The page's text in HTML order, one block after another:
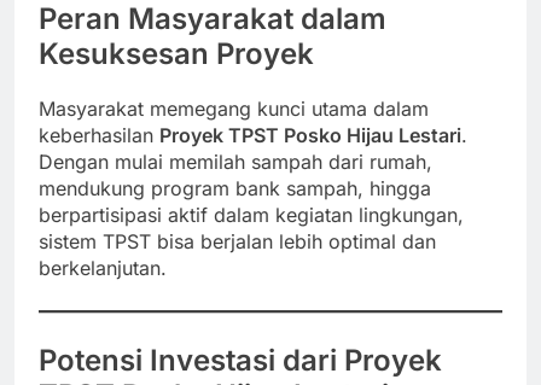
Peran Masyarakat dalam
Kesuksesan Proyek
Masyarakat memegang kunci utama dalam
keberhasilan Proyek TPST Posko Hijau Lestari.
Dengan mulai memilah sampah dari rumah,
mendukung program bank sampah, hingga
berpartisipasi aktif dalam kegiatan lingkungan,
sistem TPST bisa berjalan lebih optimal dan
berkelanjutan.
Potensi Investasi dari Proyek